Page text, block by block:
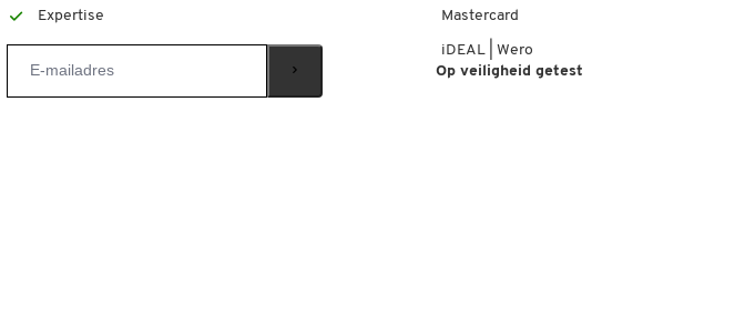
Expertise Mastercard
iDEAL | Wero
Op veiligheid getest